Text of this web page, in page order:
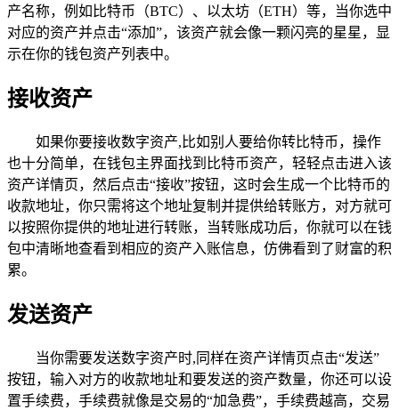
产名称，例如比特币（BTC）、以太坊（ETH）等，当你选中
对应的资产并点击“添加”，该资产就会像一颗闪亮的星星，显
示在你的钱包资产列表中。
接收资产
如果你要接收数字资产,比如别人要给你转比特币，操作
也十分简单，在钱包主界面找到比特币资产，轻轻点击进入该
资产详情页，然后点击“接收”按钮，这时会生成一个比特币的
收款地址，你只需将这个地址复制并提供给转账方，对方就可
以按照你提供的地址进行转账，当转账成功后，你就可以在钱
包中清晰地查看到相应的资产入账信息，仿佛看到了财富的积
累。
发送资产
当你需要发送数字资产时,同样在资产详情页点击“发送”
按钮，输入对方的收款地址和要发送的资产数量，你还可以设
置手续费，手续费就像是交易的“加急费”，手续费越高，交易